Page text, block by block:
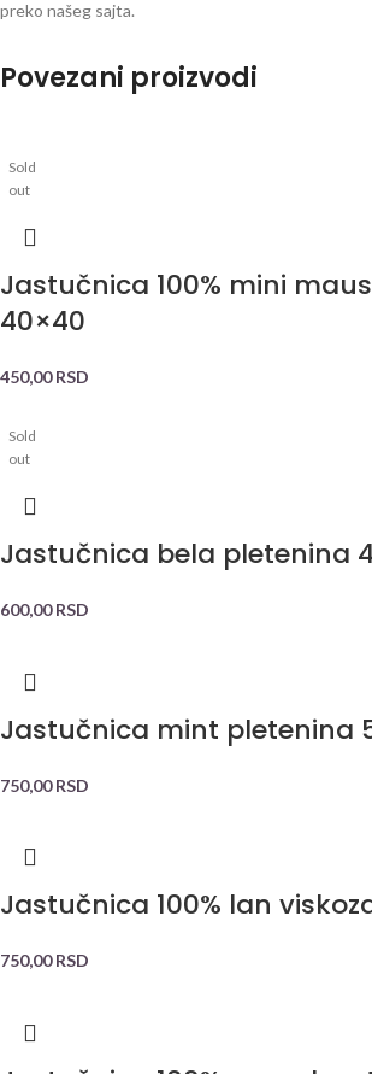
preko našeg sajta.
Povezani proizvodi
Sold
out
Jastučnica 100% mini
40×40
450,00RSD
Sold
out
Jastučnica bela pletenina
600,00RSD
Jastučnica mint pletenina
750,00RSD
Jastučnica 100% lan
750,00RSD